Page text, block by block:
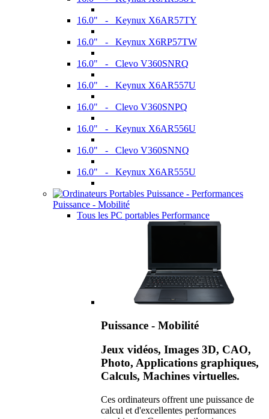
16.0" - Keynux X6AR57TY
16.0" - Keynux X6RP57TW
16.0" - Clevo V360SNRQ
16.0" - Keynux X6AR557U
16.0" - Clevo V360SNPQ
16.0" - Keynux X6AR556U
16.0" - Clevo V360SNNQ
16.0" - Keynux X6AR555U
Puissance - Mobilité
Tous les PC portables Performance
Puissance - Mobilité
Jeux vidéos, Images 3D, CAO,
Photo, Applications graphiques,
Calculs, Machines virtuelles.
Ces ordinateurs offrent une puissance de
calcul et d'excellentes performances